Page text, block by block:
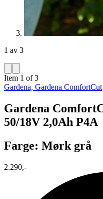
1 av 3
Item 1 of 3
Gardena, Gardena ComfortCut
Gardena
50/18V 2,0Ah P4A
Farge: Mørk grå
2.290,-